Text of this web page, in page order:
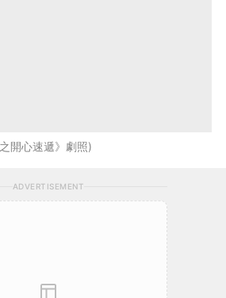
開心速遞》劇照
ADVERTISEMENT